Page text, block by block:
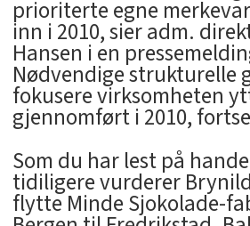
prioriterte egne
inn i 2010, sier adm.
Hansen i en
Nødvendige strukturelle
fokusere virksomheten
gjennomført i 2010,
Som du har lest på
tidiligere vurderer
flytte Minde Sjokolade-